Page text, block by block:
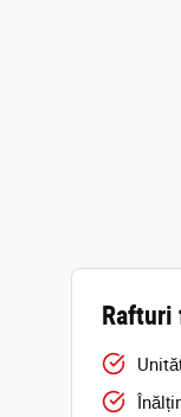
Rafturi